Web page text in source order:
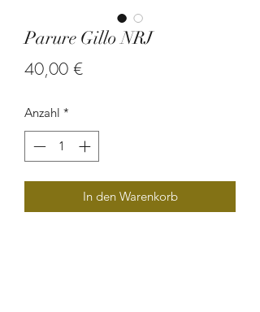
Parure Gillo NRJ
40,00 €Preis
Anzahl *
In den Warenkorb